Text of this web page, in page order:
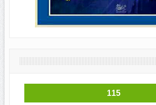
115